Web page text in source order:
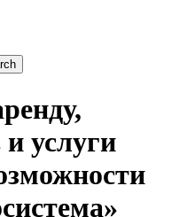
услуги